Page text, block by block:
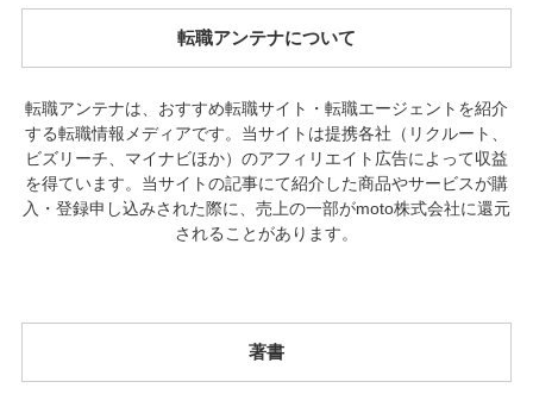
転職アンテナについて
転職アンテナは、おすすめ転職サイト・転職エージェントを紹介
する転職情報メディアです。当サイトは提携各社（リクルート、
ビズリーチ、マイナビほか）のアフィリエイト広告によって収益
を得ています。当サイトの記事にて紹介した商品やサービスが購
入・登録申し込みされた際に、売上の一部がmoto株式会社に還元
されることがあります。
著書